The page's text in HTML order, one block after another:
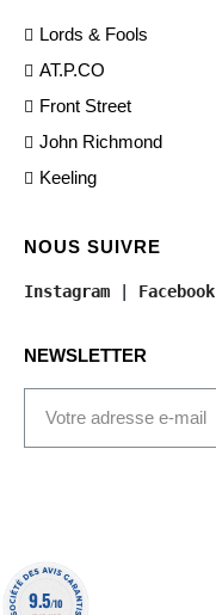
Lords & Fools
AT.P.CO
Front Street
John Richmond
Keeling
NOUS SUIVRE
Instagram Facebook
NEWSLETTER
9.5/10